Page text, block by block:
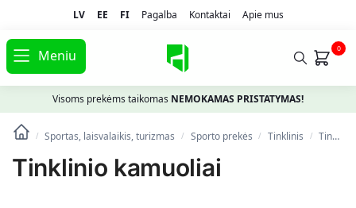
LV EE FI Pagalba Kontaktai Apie mus
Meniu 0
Visoms prekėms taikomas NEMOKAMAS PRISTATYMAS!
/ Sportas, laisvalaikis, turizmas / Spоrto prekės / Tinklinis / Tinklinio kamuoliai
Tinklinio kamuoliai